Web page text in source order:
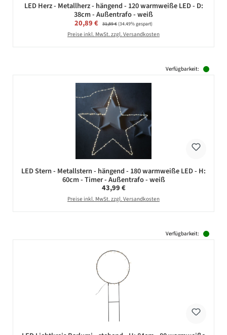
LED Herz - Metallherz - hängend - 120 warmweiße LED - D:
38cm - Außentrafo - weiß
Verkaufspreis:
20,89 € Regulärer Preis:
31,89 €(34.49% gespart)
Preise inkl. MwSt. zzgl. Versandkosten
Verfügbarkeit:
LED Stern - Metallstern - hängend - 180 warmweiße LED - H:
60cm - Timer - Außentrafo - weiß
Regulärer Preis:
43,99 €
Preise inkl. MwSt. zzgl. Versandkosten
Verfügbarkeit: